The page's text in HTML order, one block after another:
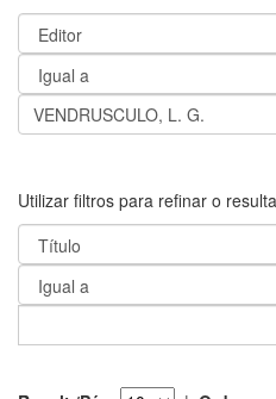
Utilizar filtros para refinar o